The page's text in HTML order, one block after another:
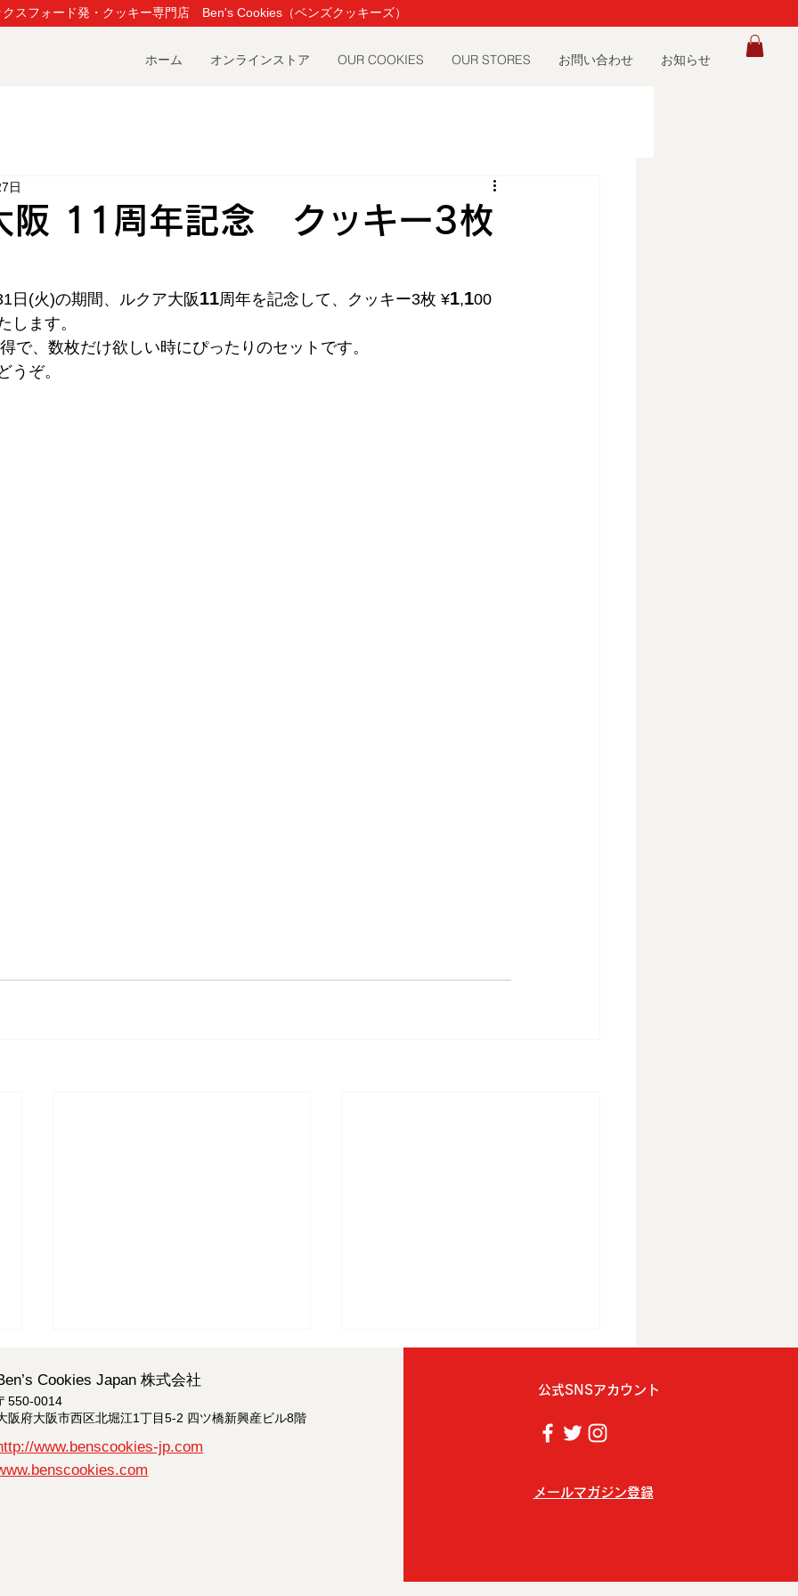
スフォード発・クッキー専門店 Ben's Cookies（ベンズクッキーズ）
ホーム オンラインストア OUR COOKIES OUR STORES お問い合わせ お知らせ
阪 11周年記念 クッキー3枚
日
日(火)の期間、ルクア大阪11周年を記念して、クッキー3枚 ¥1,100
します。
で、数枚だけ欲しい時にぴったりのセットです。
うぞ。
Cookies Japan 株式会社
550-0014
阪府大阪市西区北堀江1丁目5-2 四ツ橋新興産ビル8階
www.benscookies-jp.com
公式SNSアカウント
メールマガジン登録